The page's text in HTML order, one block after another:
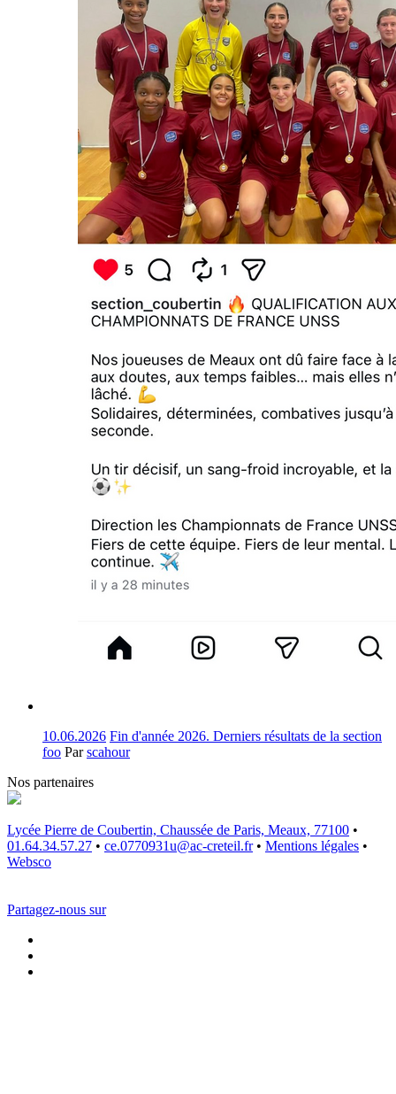
10.06.2026 Fin d'année 2026. Derniers résultats de la section
foo Parscahour
Nos partenaires
Lycée Pierre de Coubertin, Chaussée de Paris, Meaux, 77100 •
01.64.34.57.27 • ce.0770931u@ac-creteil.fr • Mentions légales •
Websco
Partagez-nous sur